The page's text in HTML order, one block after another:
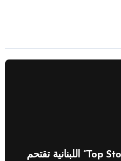
من بيروت إلى دبي…”Top Stop” اللبنانية تقتحم